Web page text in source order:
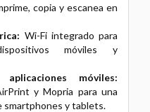
copia y escanea en
Wi-Fi integrado para
móviles y
móviles:
y Mopria para una
smartphones y tablets.